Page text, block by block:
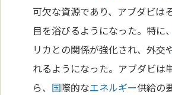
可欠な資源であり、アブダビは
目を浴びるようになった。特に、
リカとの関係が強化され、外交
れるようになった。アブダビは
ら、 国際的なエネルギー供給の